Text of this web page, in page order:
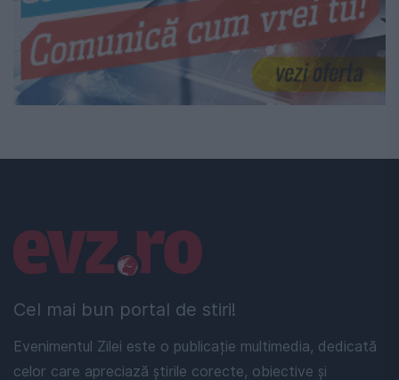
Cel mai bun portal de stiri!
Evenimentul Zilei este o publicație multimedia, dedicată
celor care apreciază știrile corecte, obiective și
Linkuri utile